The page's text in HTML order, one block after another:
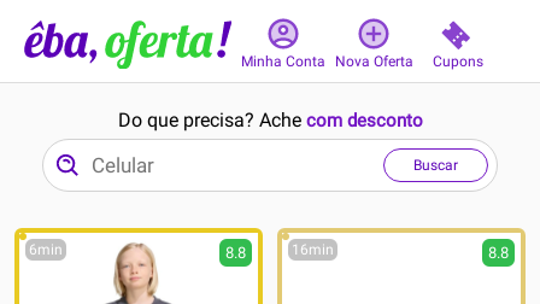
Minha Conta Nova Oferta Cupons
Do que precisa? Ache com desconto
Buscar
6min 8.8 16min 8.8